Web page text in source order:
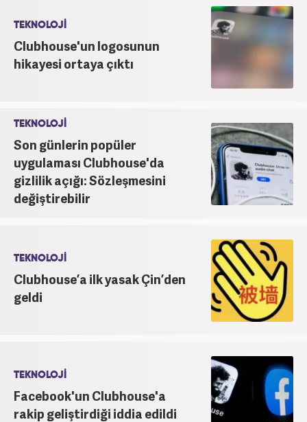
TEKNOLOJİ
Clubhouse'un logosunun
hikayesi ortaya çıktı
TEKNOLOJİ
Son günlerin popüler
uygulaması Clubhouse'da
gizlilik açığı: Sözleşmesini
değiştirebilir
TEKNOLOJİ
Clubhouse’a ilk yasak Çin’den
geldi
TEKNOLOJİ
Facebook'un Clubhouse'a
rakip geliştirdiği iddia edildi